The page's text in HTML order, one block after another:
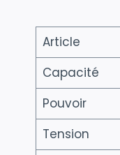
Article
Capacité
Pouvoir
Tension